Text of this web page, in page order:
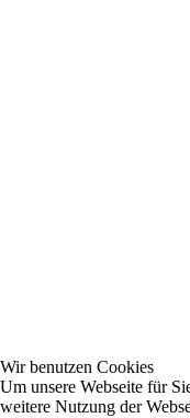
Wir benutzen Cookies
Um unsere Webseite für
weitere Nutzung der